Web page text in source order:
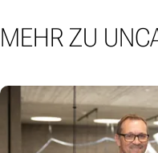
MEHR ZU